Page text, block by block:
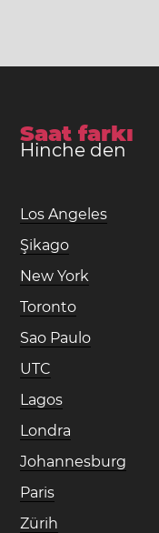
Saat farkı
Hinche den
Los Angeles
Şikago
New York
Toronto
Sao Paulo
UTC
Lagos
Londra
Johannesburg
Paris
Zürih